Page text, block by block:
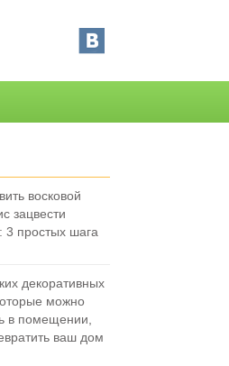
восковой
зацвести
3 простых шага
декоративных
можно
в помещении,
ваш дом